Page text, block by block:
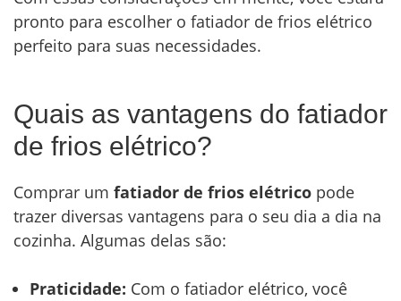
pronto para escolher o fatiador de frios elétrico
perfeito para suas necessidades.
Quais as vantagens do fatiador
de frios elétrico?
Comprar um fatiador de frios elétrico pode
trazer diversas vantagens para o seu dia a dia na
cozinha. Algumas delas são:
Praticidade: Com o fatiador elétrico, você